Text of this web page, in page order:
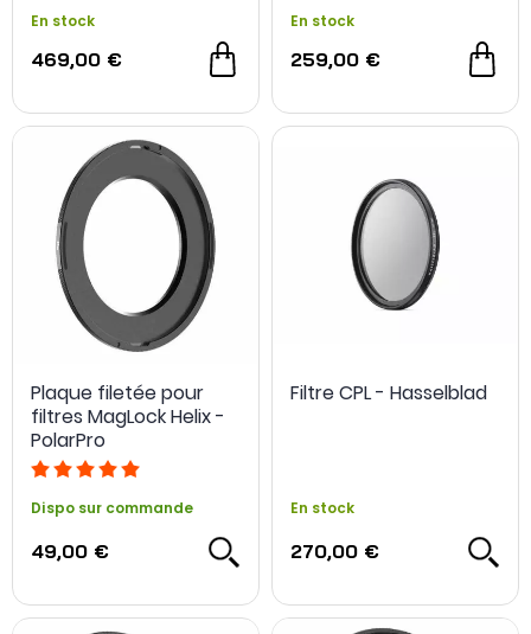
En stock
469,00 €
En stock
259,00 €
Plaque filetée pour
filtres MagLock Helix -
PolarPro
Dispo sur commande
49,00 €
Filtre CPL - Hasselblad
En stock
270,00 €